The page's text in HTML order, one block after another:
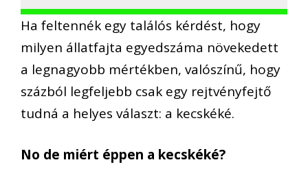
Ha feltennék egy találós kérdést, hogy
milyen állatfajta egyedszáma növekedett
a legnagyobb mértékben, valószínű, hogy
százból legfeljebb csak egy rejtvényfejtő
tudná a helyes választ: a kecskéké.
No de miért éppen a kecskéké?